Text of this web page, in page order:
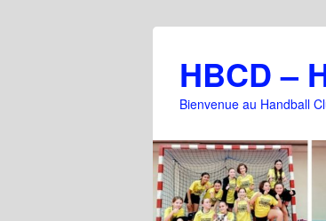
HBCD –
Bienvenue au Handball